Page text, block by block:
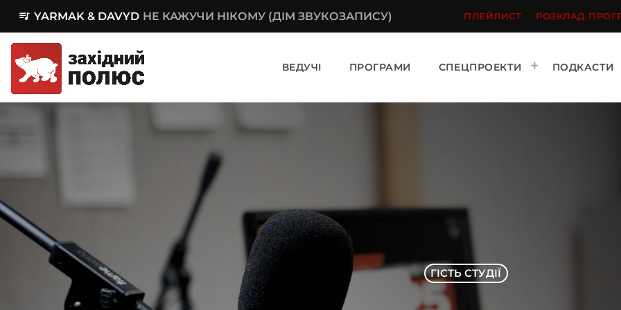
queue_music YARMAK & DAVYD НЕ КАЖУЧИ НІКОМУ (ДІМ ЗВУКОЗАПИСУ) ПЛЕЙЛИСТ РОЗКЛАД
ВЕДУЧІ ПРОГРАМИ СПЕЦПРОЕКТИ ПОДКАСТИ
ГІСТЬ СТУДІЇ